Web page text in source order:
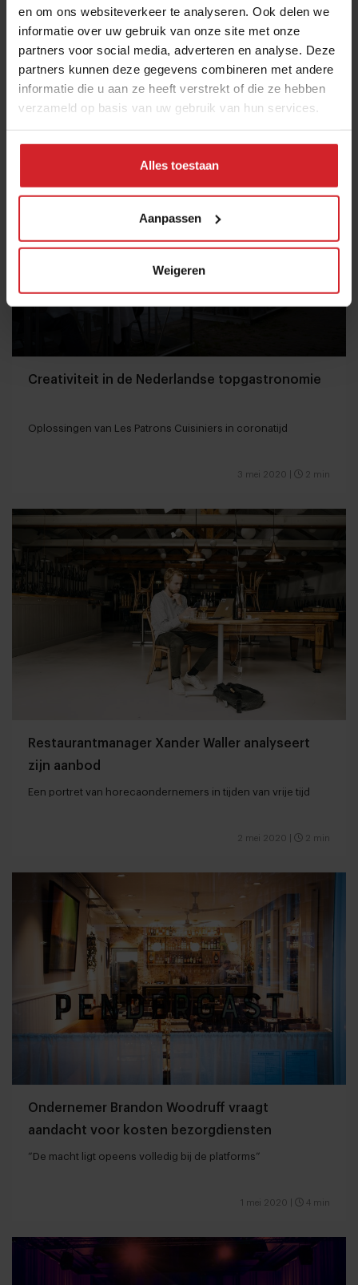
en om ons websiteverkeer te analyseren. Ook delen we
informatie over uw gebruik van onze site met onze
partners voor social media, adverteren en analyse. Deze
partners kunnen deze gegevens combineren met andere
informatie die u aan ze heeft verstrekt of die ze hebben
verzameld op basis van uw gebruik van hun services.
Alles toestaan
Aanpassen
Weigeren
Corona verandert ons voedselsysteem
Terug naar de basis: smaak op een bord
3 mei 2020 | 3 min
Creativiteit in de Nederlandse topgastronomie
Oplossingen van Les Patrons Cuisiniers in coronatijd
3 mei 2020 2 min
Restaurantmanager Xander Waller analyseert
zijn aanbod
Een portret van horecaondernemers in tijden van vrije tijd
2 mei 2020 2 min
Ondernemer Brandon Woodruff vraagt
aandacht voor kosten bezorgdiensten
“De macht ligt opeens volledig bij de platforms”
1 mei 2020 4 min